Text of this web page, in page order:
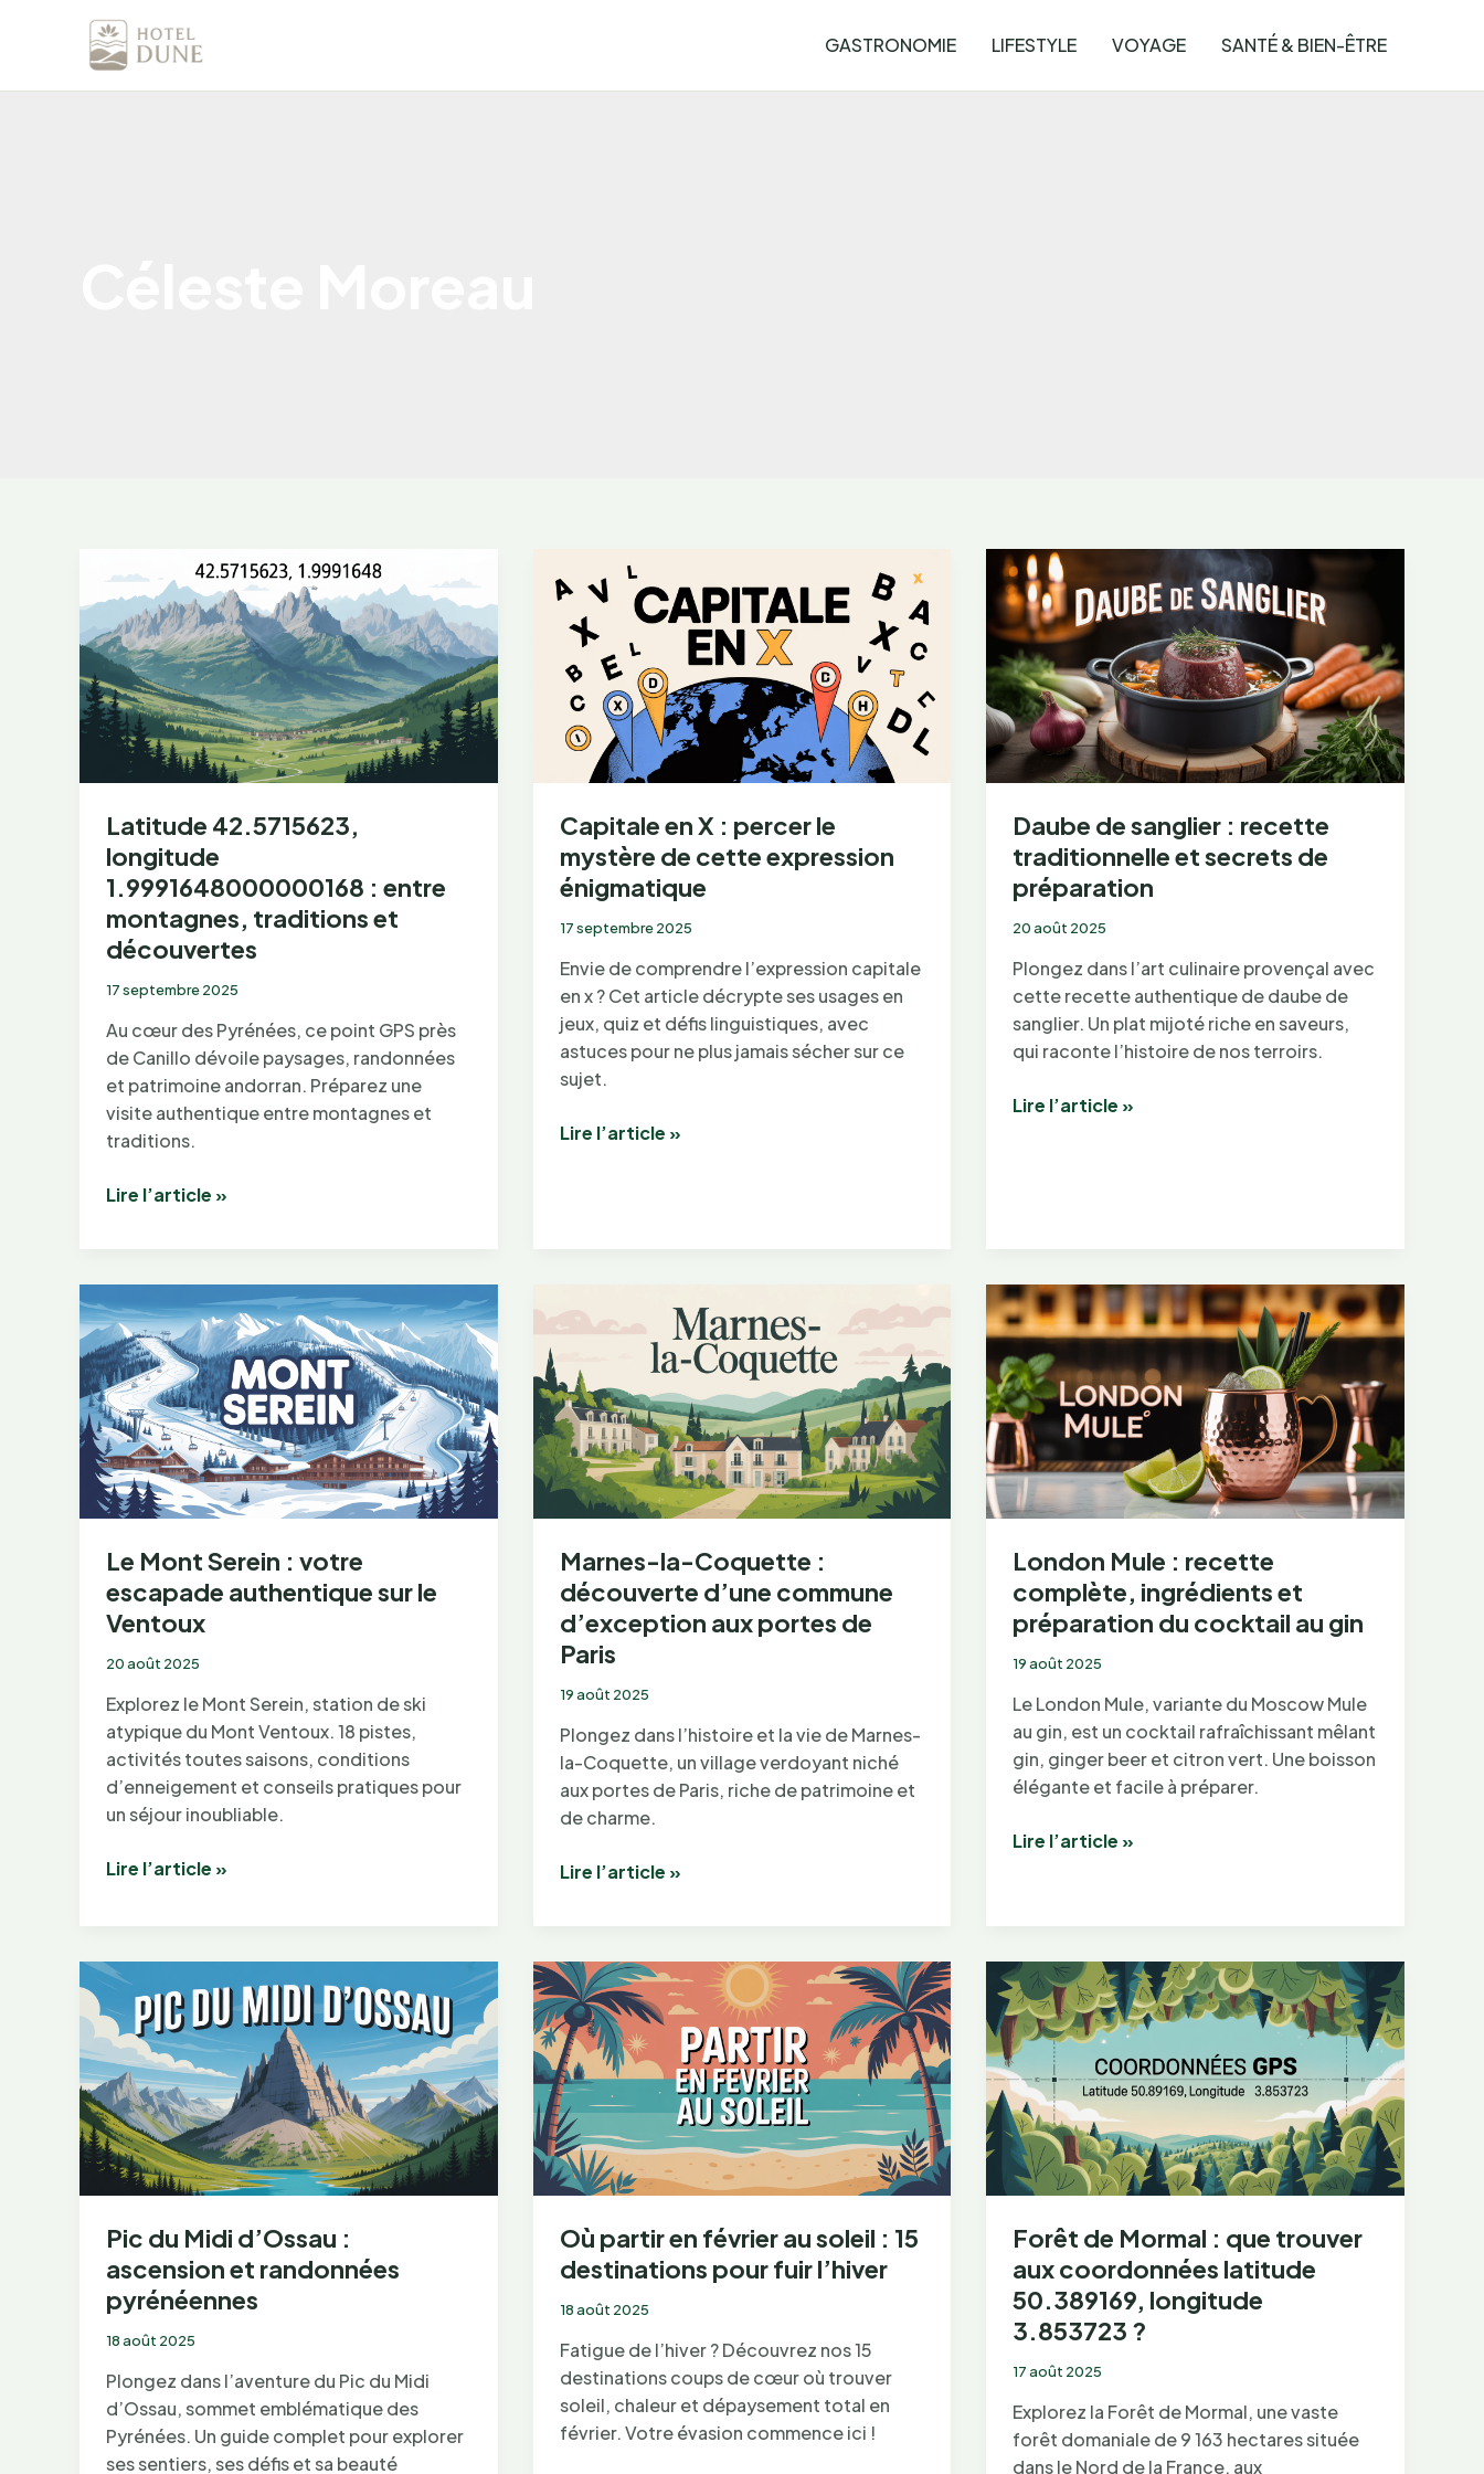
GASTRONOMIE LIFESTYLE VOYAGE SANTÉ & BIEN-ÊTRE
Latitude 42.5715623,
longitude
1.9991648000000168 : entre
montagnes, traditions et
découvertes
17 septembre 2025
Au cœur des Pyrénées, ce point GPS près
de Canillo dévoile paysages, randonnées
et patrimoine andorran. Préparez une
visite authentique entre montagnes et
traditions.
Latitude
:
entre
montagnes,
traditions
et
découvertes
Lire l’article »
Capitale en X : percer le
mystère de cette expression
énigmatique
17 septembre 2025
Envie de comprendre l’expression capitale
en x ? Cet article décrypte ses usages en
jeux, quiz et défis linguistiques, avec
astuces pour ne plus jamais sécher sur ce
sujet.
Capitale
expression
énigmatique
Lire l’article »
Daube de sanglier : recette
traditionnelle et secrets de
préparation
20 août 2025
Plongez dans l’art culinaire provençal avec
cette recette authentique de daube de
sanglier. Un plat mijoté riche en saveurs,
qui raconte l’histoire de nos terroirs.
Daube
secrets
de
préparation
Lire l’article »
Le Mont Serein : votre
escapade authentique sur le
Ventoux
20 août 2025
Explorez le Mont Serein, station de ski
atypique du Mont Ventoux. 18 pistes,
activités toutes saisons, conditions
d’enneigement et conseils pratiques pour
un séjour inoubliable.
Le
votre
escapade
authentique
sur
le
Ventoux
Lire l’article »
Marnes-la-Coquette :
découverte d’une commune
d’exception aux portes de
Paris
19 août 2025
Plongez dans l’histoire et la vie de Marnes-
la-Coquette, un village verdoyant niché
aux portes de Paris, riche de patrimoine et
de charme.
Marnes-
découverte
d’une
commune
d’exception
aux
portes
de
Paris
Lire l’article »
London Mule : recette
complète, ingrédients et
préparation du cocktail au gin
19 août 2025
Le London Mule, variante du Moscow Mule
au gin, est un cocktail rafraîchissant mêlant
gin, ginger beer et citron vert. Une boisson
élégante et facile à préparer.
London
ingrédients
et
préparation
du
cocktail
au
gin
Lire l’article »
Pic du Midi d’Ossau :
ascension et randonnées
pyrénéennes
18 août 2025
Plongez dans l’aventure du Pic du Midi
d’Ossau, sommet emblématique des
Pyrénées. Un guide complet pour explorer
ses sentiers, ses défis et sa beauté
Où partir en février au soleil : 15
destinations pour fuir l’hiver
18 août 2025
Fatigue de l’hiver ? Découvrez nos 15
destinations coups de cœur où trouver
soleil, chaleur et dépaysement total en
février. Votre évasion commence ici !
Forêt de Mormal : que trouver
aux coordonnées latitude
50.389169, longitude
3.853723 ?
17 août 2025
Explorez la Forêt de Mormal, une vaste
forêt domaniale de 9 163 hectares située
dans le Nord de la France, aux